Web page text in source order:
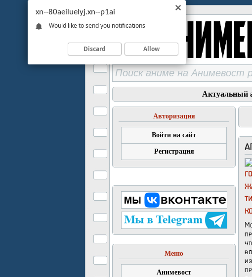
Актуальный
Авторизация
Войти на сайт
Регистрация
Меню
Анимевост
xn--80aeiluelyj.xn--p1ai
Would like to send you notifications
Discard Allow